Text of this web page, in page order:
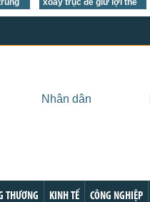
xoay trục để giữ lợi thế
Nhân dân
THƯƠNG KINH TẾ CÔNG NGHIỆP